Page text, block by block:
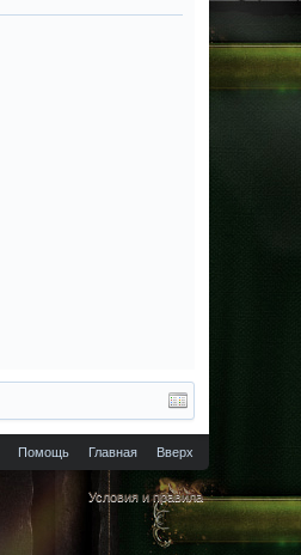
Помощь Главная Вверх
Условия и правила